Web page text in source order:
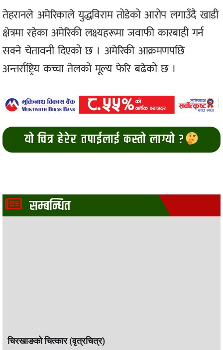
तेहरानले अमेरिकाले युद्धविराम तोडेको आरोप लगाउँदै खाडी
क्षेत्रमा रहेका अमेरिकी लक्ष्यहरूमा जवाफी कारबाही गर्न
सक्ने चेतावनी दिएको छ । अमेरिकी आक्रमणपछि
अन्तर्राष्ट्रिय कच्चा तेलको मूल्य फेरि बढेको छ ।
यो चित्र हेरेर तपाईलाई कस्तो लाग्यो ?
सम्बन्धित
चिरखाङको चित्कार (वृत्रचित्र)